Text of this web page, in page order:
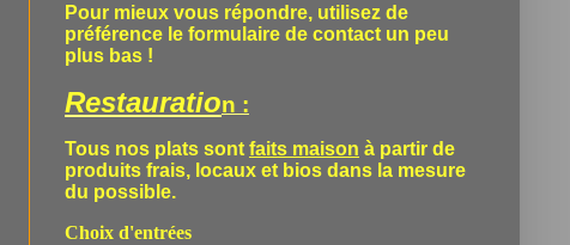
Pour mieux vous répondre, utilisez de
préférence le formulaire de contact un peu
plus bas !
Restauration :
Tous nos plats sont faits maison à partir de
produits frais, locaux et bios dans la mesure
du possible.
Choix d'entrées